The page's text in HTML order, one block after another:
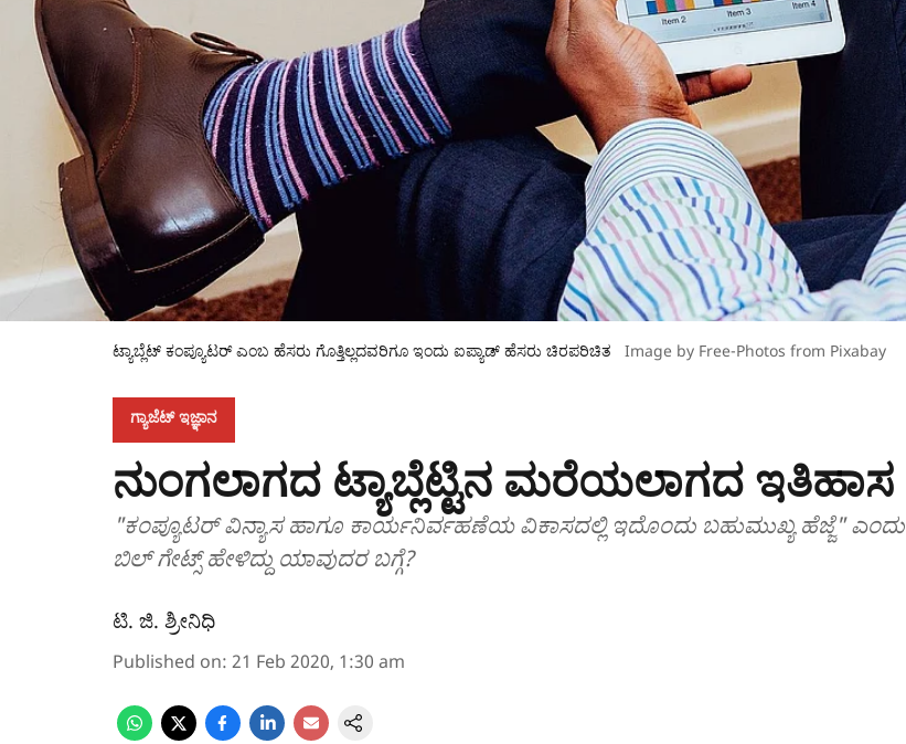
ಟ್ಯಾಬ್ಲೆಟ್ ಕಂಪ್ಯೂಟರ್ ಎಂಬ ಹೆಸರು ಗೊತ್ತಿಲ್ಲದವರಿಗೂ ಇಂದು ಐಪ್ಯಾಡ್ ಹೆಸರು ಚಿರಪರಿಚಿತ Image by Free-Photos from Pixabay
ಗ್ಯಾಜೆಟ್ ಇಜ್ಞಾನ
ನುಂಗಲಾಗದ ಟ್ಯಾಬ್ಲೆಟ್ಟಿನ ಮರೆಯಲಾಗದ ಇತಿಹಾಸ
"ಕಂಪ್ಯೂಟರ್ ವಿನ್ಯಾಸ ಹಾಗೂ ಕಾರ್ಯನಿರ್ವಹಣೆಯ ವಿಕಾಸದಲ್ಲಿ ಇದೊಂದು ಬಹುಮುಖ್ಯ ಹೆಜ್ಜೆ" ಎಂದು
ಬಿಲ್ ಗೇಟ್ಸ್ ಹೇಳಿದ್ದು ಯಾವುದರ ಬಗ್ಗೆ?
ಟಿ. ಜಿ. ಶ್ರೀನಿಧಿ
Published on: 21 Feb 2020, 1:30 am